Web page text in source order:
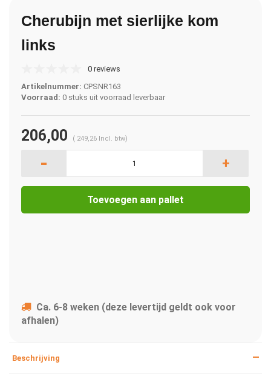
Cherubijn met sierlijke kom
links
0 reviews
Artikelnummer: CPSNR163
Voorraad: 0 stuks uit voorraad leverbaar
206,00 ( 249,26 Incl. btw)
- +
Toevoegen aan pallet
Ca. 6-8 weken (deze levertijd geldt ook voor
afhalen)
Beschrijving